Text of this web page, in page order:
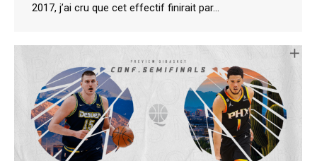
2017, j’ai cru que cet effectif finirait par…